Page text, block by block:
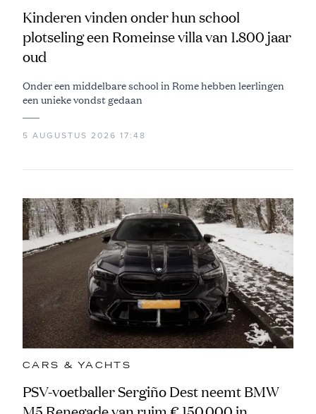
Kinderen vinden onder hun school
plotseling een Romeinse villa van 1.800 jaar
oud
Onder een middelbare school in Rome hebben leerlingen
een unieke vondst gedaan
5 AUGUSTUS 2026 17:48
CARS & YACHTS
PSV-voetballer Sergiño Dest neemt BMW